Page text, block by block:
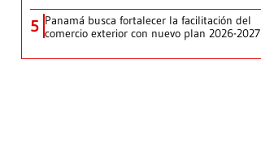
5 Panamá busca fortalecer la facilitación del
comercio exterior con nuevo plan 2026-2027